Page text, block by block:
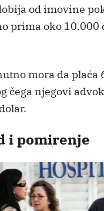
od imovine
prima oko 10.000
mora da plaća
čega njegovi
i pomirenje